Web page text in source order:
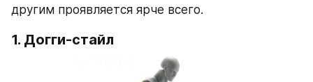
другим проявляется ярче всего.
1. Догги-стайл